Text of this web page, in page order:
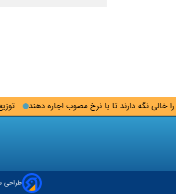
توزیع کالاهای اساسی ۳ نگه دارند تا با نرخ مصوب اجاره دهند
طراحی